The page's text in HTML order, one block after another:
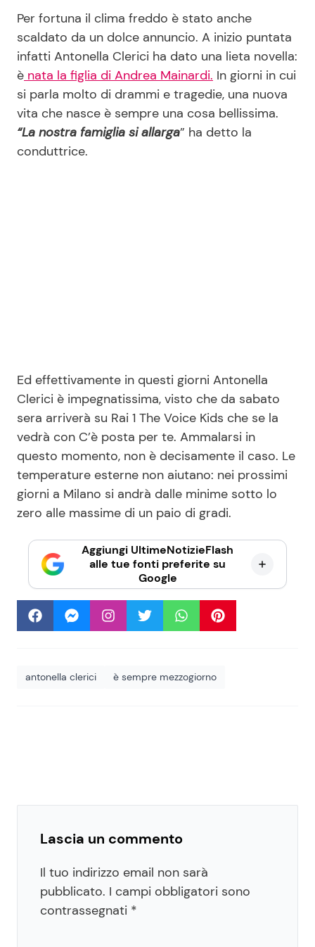
Per fortuna il clima freddo è stato anche
scaldato da un dolce annuncio. A inizio puntata
infatti Antonella Clerici ha dato una lieta novella:
è nata la figlia di Andrea Mainardi. In giorni in cui
si parla molto di drammi e tragedie, una nuova
vita che nasce è sempre una cosa bellissima.
“La nostra famiglia si allarga” ha detto la
conduttrice.
Ed effettivamente in questi giorni Antonella
Clerici è impegnatissima, visto che da sabato
sera arriverà su Rai 1 The Voice Kids che se la
vedrà con C’è posta per te. Ammalarsi in
questo momento, non è decisamente il caso. Le
temperature esterne non aiutano: nei prossimi
giorni a Milano si andrà dalle minime sotto lo
zero alle massime di un paio di gradi.
Aggiungi UltimeNotizieFlash
alle tue fonti preferite su
Google
antonella clerici è sempre mezzogiorno
Lascia un commento
Il tuo indirizzo email non sarà
pubblicato. I campi obbligatori sono
contrassegnati *